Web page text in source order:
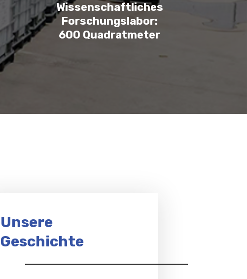
Wissenschaftliches
Forschungslabor:
600 Quadratmeter
Unsere
Geschichte